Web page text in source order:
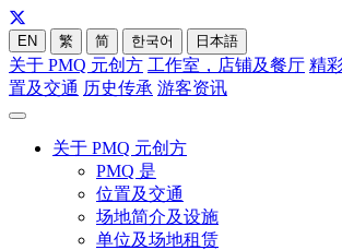
EN 繁 简 한국어 日本語
关于 PMQ 元创方 工作室，店铺及餐厅 精
置及交通 历史传承 游客资讯
关于 PMQ 元创方
PMQ 是
位置及交通
场地简介及设施
单位及场地租赁